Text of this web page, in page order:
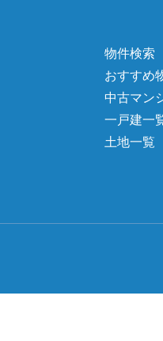
物件検索
おすすめ
中古マン
一戸建一
土地一覧